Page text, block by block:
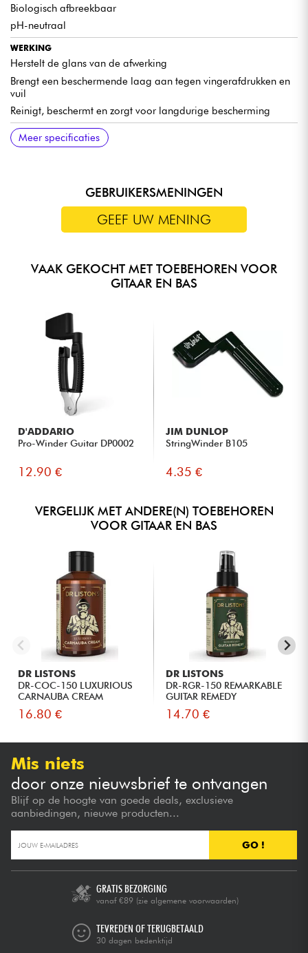
Biologisch afbreekbaar
pH-neutraal
WERKING
Herstelt de glans van de afwerking
Brengt een beschermende laag aan tegen vingerafdrukken en
vuil
Reinigt, beschermt en zorgt voor langdurige bescherming
VERWIJDERT EFFECTIEF
Vingerafdrukken
COMPATIBILITEIT
Compatibel met alle pianoafwerkingen
Meer specificaties
GEBRUIKERSMENINGEN
GEEF UW MENING
VAAK GEKOCHT MET TOEBEHOREN VOOR
GITAAR EN BAS
D'ADDARIO
Pro-Winder Guitar DP0002
12.90 €
JIM DUNLOP
StringWinder B105
4.35 €
VERGELIJK MET ANDERE(N) TOEBEHOREN
VOOR GITAAR EN BAS
DR LISTONS
DR-COC-150 LUXURIOUS
CARNAUBA CREAM
16.80 €
DR LISTONS
DR-RGR-150 REMARKABLE
GUITAR REMEDY
14.70 €
Mis niets
door onze nieuwsbrief te ontvangen
Blijf op de hoogte van goede deals, exclusieve
aanbiedingen, nieuwe producten...
GO !
GRATIS BEZORGING
vanaf €89 (zie algemene voorwaarden)
TEVREDEN OF TERUGBETAALD
30 dagen bedenktijd